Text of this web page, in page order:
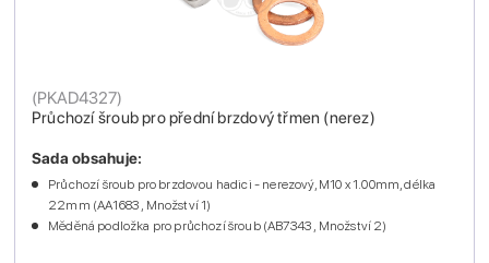
Průchozí šroub pro přední brzdový třmen (nerez)
(PKAD4327)
Sada obsahuje:
Průchozí šroub pro brzdovou hadici - nerezový, M10 x 1.00mm, délka
22mm (AA1683 , Množství 1)
Měděná podložka pro průchozí šroub (AB7343 , Množství 2)